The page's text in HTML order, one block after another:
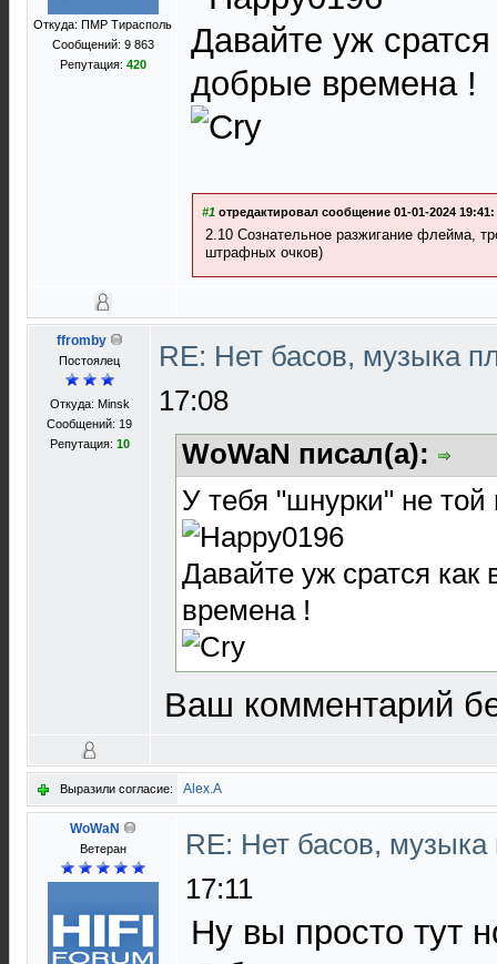
Откуда: ПМР Тирасполь
Сообщений: 9 863
Репутация: 420
Давайте уж
добрые времена !
#1 отредактировал сообщение 01-01-2024 19:41:
2.10 Сознательное разжигание флейма,
штрафных очков)
ffromby
Постоялец
Откуда: Minsk
Сообщений: 19
Репутация: 10
RE: Нет басов, музыка
17:08
WoWaN писал(а):
У тебя "шнурки" не
Давайте уж сратся
времена !
Ваш комментарий
Выразили согласие: Alex.A
WoWaN
Ветеран
RE: Нет басов,
17:11
Ну вы просто тут